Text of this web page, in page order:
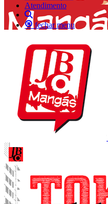
Atendimento
fechar menu